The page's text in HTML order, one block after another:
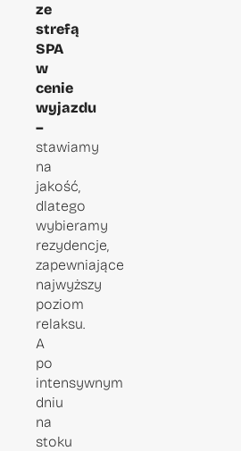
ze
strefą
SPA
w
cenie
wyjazdu
–
stawiamy
na
jakość,
dlatego
wybieramy
rezydencje,
zapewniające
najwyższy
poziom
relaksu.
A
po
intensywnym
dniu
na
stoku